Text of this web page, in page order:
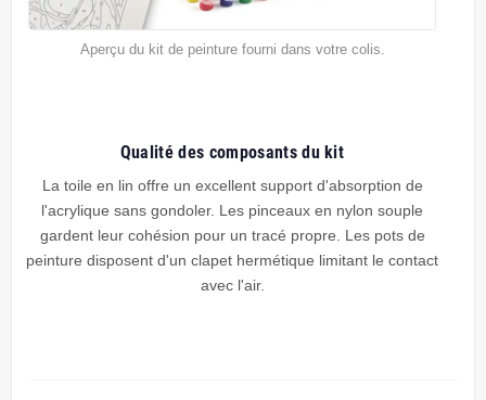
Aperçu du kit de peinture fourni dans votre colis.
Qualité des composants du kit
La toile en lin offre un excellent support d'absorption de
l'acrylique sans gondoler. Les pinceaux en nylon souple
gardent leur cohésion pour un tracé propre. Les pots de
peinture disposent d'un clapet hermétique limitant le contact
avec l'air.